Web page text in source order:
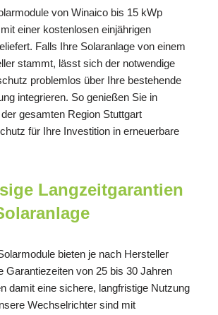
von Winaico bis 15 kWp
einer kostenlosen einjährigen
Falls Ihre Solaranlage von einem
stammt, lässt sich der notwendige
problemlos über Ihre bestehende
integrieren. So genießen Sie in
gesamten Region Stuttgart
für Ihre Investition in erneuerbare
Langzeitgarantien
bieten je nach Hersteller
Garantiezeiten von 25 bis 30 Jahren
damit eine sichere, langfristige Nutzung
Wechselrichter sind mit